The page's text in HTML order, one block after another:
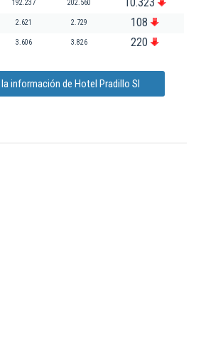
192.237 202.560
2.621 2.729 108
3.606 3.826 220
información de Hotel Pradillo Sl